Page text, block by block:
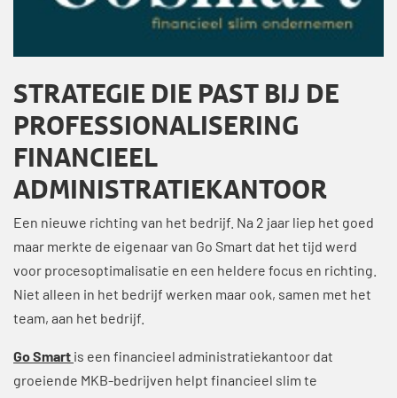
STRATEGIE DIE PAST BIJ DE
PROFESSIONALISERING
FINANCIEEL
ADMINISTRATIEKANTOOR
Een nieuwe richting van het bedrijf. Na 2 jaar liep het goed
maar merkte de eigenaar van Go Smart dat het tijd werd
voor procesoptimalisatie en een heldere focus en richting.
Niet alleen in het bedrijf werken maar ook, samen met het
team, aan het bedrijf.
Go Smart is een financieel administratiekantoor dat
groeiende MKB-bedrijven helpt financieel slim te